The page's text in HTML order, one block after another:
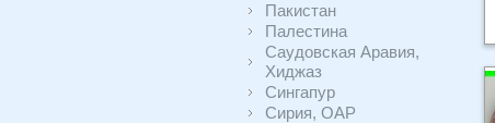
Пакистан
Палестина
Саудовская Аравия,
Хиджаз
Сингапур
Сирия, ОАР